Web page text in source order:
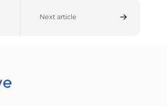
Next article